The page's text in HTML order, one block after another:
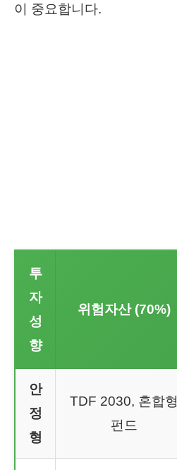
이 중요합니다.
투
자
성
향
위험자산 (70%)
안
정
형
TDF 2030, 혼합형
펀드